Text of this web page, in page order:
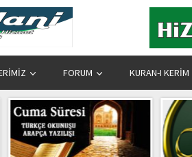
FORUM KURAN-I KERIM